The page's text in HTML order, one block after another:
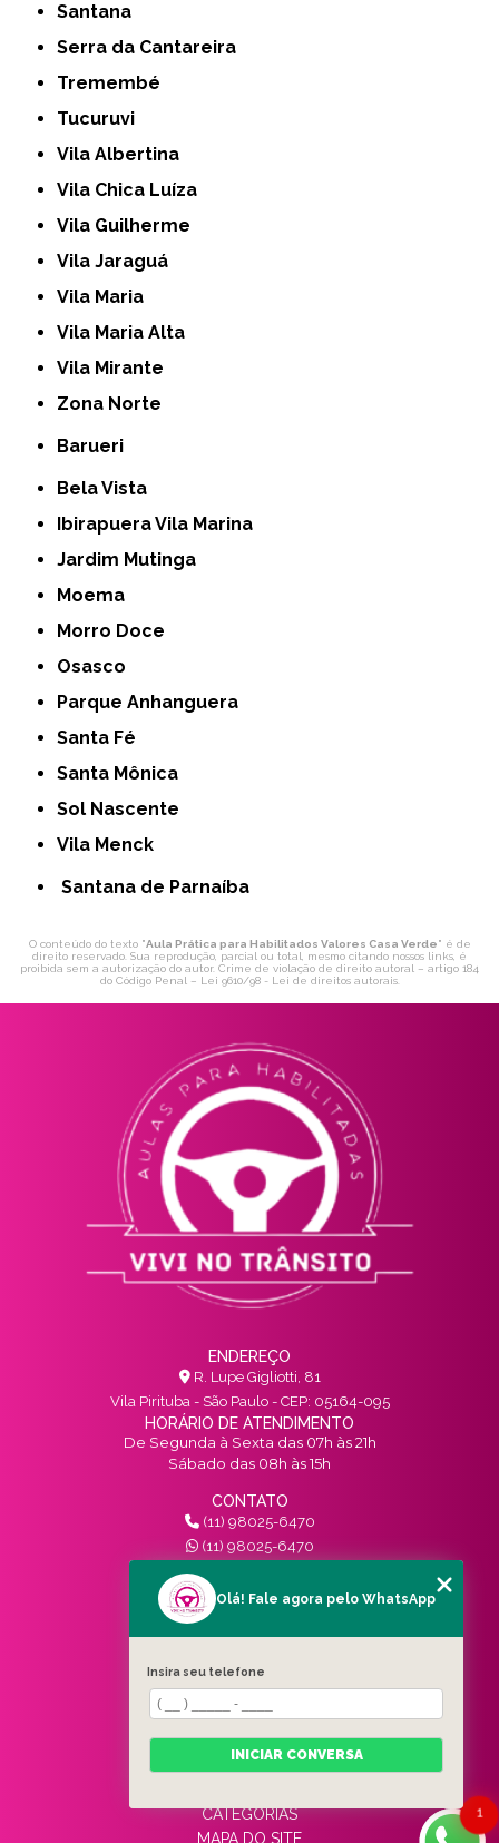
Santana
Serra da Cantareira
Tremembé
Tucuruvi
Vila Albertina
Vila Chica Luíza
Vila Guilherme
Vila Jaraguá
Vila Maria
Vila Maria Alta
Vila Mirante
Zona Norte
Barueri
Bela Vista
Ibirapuera Vila Marina
Jardim Mutinga
Moema
Morro Doce
Osasco
Parque Anhanguera
Santa Fé
Santa Mônica
Sol Nascente
Vila Menck
Santana de Parnaíba
O conteúdo do texto "Aula Prática para Habilitados Valores Casa Verde" é de
direito reservado. Sua reprodução, parcial ou total, mesmo citando nossos links, é
proibida sem a autorização do autor. Crime de violação de direito autoral – artigo 184
do Código Penal – Lei 9610/98 - Lei de direitos autorais.
ENDEREÇO
R. Lupe Gigliotti, 81
Vila Pirituba - São Paulo - CEP: 05164-095
HORÁRIO DE ATENDIMENTO
De Segunda à Sexta das 07h às 21h
Sábado das 08h às 15h
CONTATO
(11) 98025-6470
(11) 98025-6470
contato@vivinotransito.com.br
SIGA-NOS!
MENU
HOME
QUEM SOMOS
SERVIÇOS
BLOG
CATEGORIAS
MAPA DO SITE
1
Olá! Fale agora pelo WhatsApp
Insira seu telefone
INICIAR CONVERSA